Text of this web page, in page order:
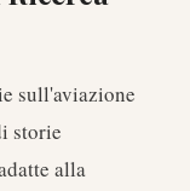
sull'aviazione
storie
alla